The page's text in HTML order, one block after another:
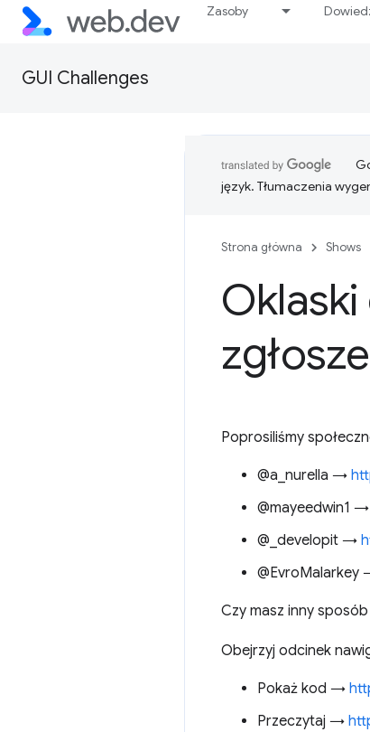
Zasoby
GUI Challenges
język. Tłumaczenia
Strona główna Shows
Poprosiliśmy
@a_nurella →
@mayeedwin1 →
@_developit →
@EvroMalarkey
Czy masz inny
Obejrzyj odcinek
Pokaż kod →
Przeczytaj →